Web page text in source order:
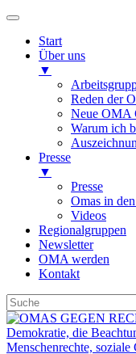
Start
Über uns
▼
Reden der
Neue OMA
Warum ich
Presse
▼
Presse
Omas in
Videos
Regionalgruppen
Newsletter
OMA werden
Kontakt